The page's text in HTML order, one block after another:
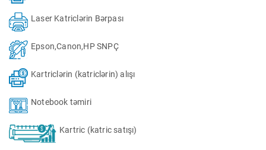
Laser Katriclərin Bərpası
Epson,Canon,HP SNPÇ
Kartriclərin (katriclərin) alışı
Notebook təmiri
Kartric (katric satışı)